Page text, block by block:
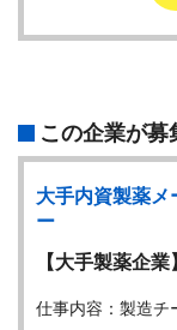
この企業が募
大手内資製薬メ
ー
【大手製薬企
仕事内容：製造チ